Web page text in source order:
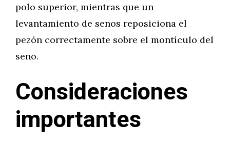
polo superior, mientras que un
levantamiento de senos reposiciona el
pezón correctamente sobre el montículo del
seno.
Consideraciones
importantes